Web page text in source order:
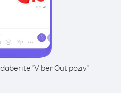
"Viber Out poziv"